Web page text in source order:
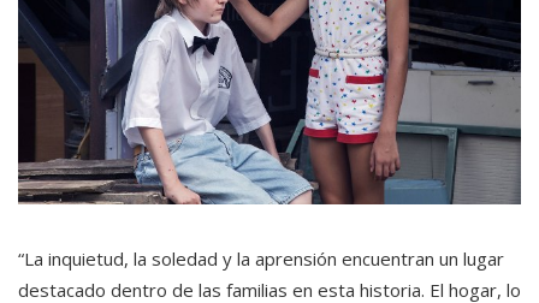
“La inquietud, la soledad y la aprensión encuentran un lugar
destacado dentro de las familias en esta historia. El hogar, lo